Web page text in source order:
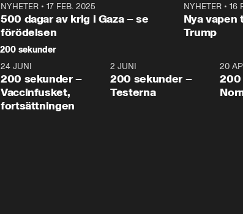
NYHETER • 17 FEB. 2025
500 dagar av krig i Gaza – se
förödelsen
NYHETER• 16
Nya vapen
Trump
200 sekunder
5:00
24 JUNI
200 sekunder –
Vaccinfusket,
fortsättningen
4:23
2 JUNI
200 sekunder –
Testerna
20
200